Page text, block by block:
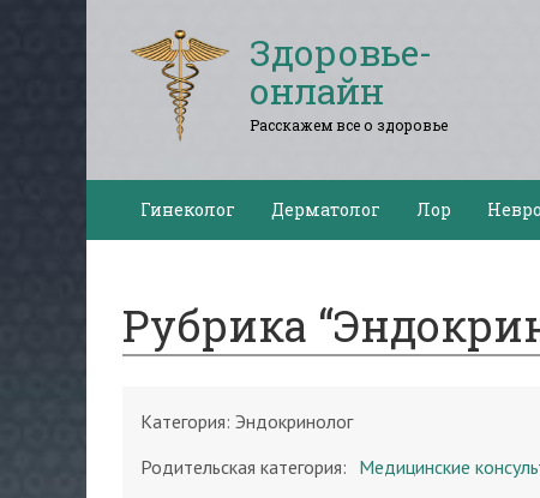
Здоровье-
онлайн
Расскажем все о здоровье
Гинеколог Дерматолог Лор
Рубрика
Категория: Эндокринолог
Родительская категория: Медицинские